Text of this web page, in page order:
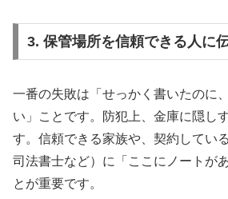
3. 保管場所を信頼できる人に
一番の失敗は「せっかく書いたのに
い」ことです。防犯上、金庫に隠し
す。信頼できる家族や、契約してい
司法書士など）に「ここにノートが
とが重要です。